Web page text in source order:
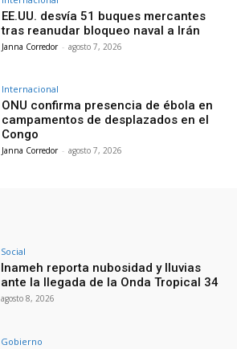
EE.UU. desvía 51 buques mercantes
tras reanudar bloqueo naval a Irán
Janna Corredor - agosto 7, 2026
Internacional
ONU confirma presencia de ébola en
campamentos de desplazados en el
Congo
Janna Corredor - agosto 7, 2026
Social
Inameh reporta nubosidad y lluvias
ante la llegada de la Onda Tropical 34
agosto 8, 2026
Gobierno